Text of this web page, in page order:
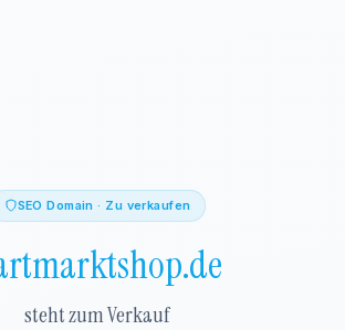
SEO Domain · Zu verkaufen
steht zum Verkauf